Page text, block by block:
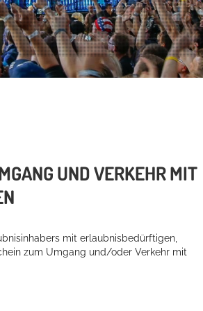
UND VERKEHR MIT E
mit erlaubnisbedürftigen,
zum Umgang und/oder Verkehr mit